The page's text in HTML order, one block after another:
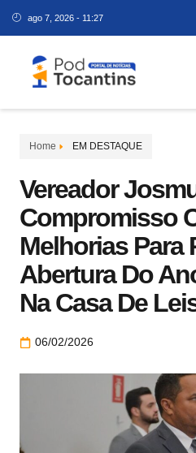
ago 7, 2026 - 11:27
Home EM DESTAQUE
Vereador
Compromisso
Melhorias Para
Abertura Do
Na Casa De
06/02/2026